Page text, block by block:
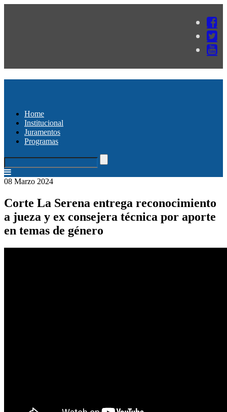
Home
Institucional
Juramentos
Programas
08 Marzo 2024
Corte La Serena entrega reconocimiento
a jueza y ex consejera técnica por aporte
en temas de género